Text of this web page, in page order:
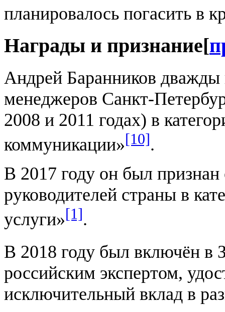
планировалось погасить в
Награды и признание[
Андрей Баранников
менеджеров Санкт-
2008 и 2011 годах) в
коммуникации»[10].
В 2017 году он был
руководителей страны в
услуги»[1].
В 2018 году был включён в
российским экспертом,
исключительный вклад в